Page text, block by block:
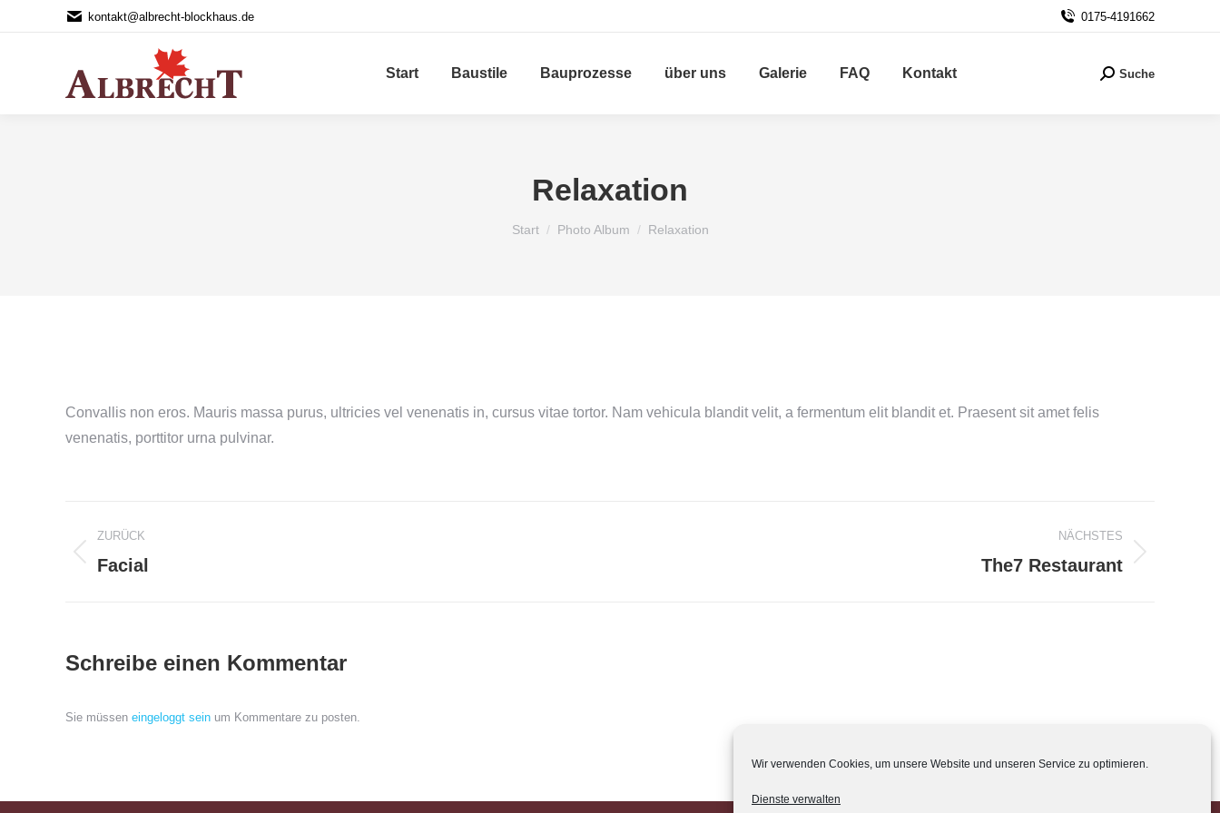
Wir verwenden Cookies, um unsere Website und unseren Service zu optimieren.
Dienste verwalten
kontakt@albrecht-blockhaus.de 0175-4191662
Start Baustile Bauprozesse über uns Galerie FAQ Kontakt Search:
Suche
Relaxation
Sie befinden sich hier:
Start Photo Album Relaxation
Convallis non eros. Mauris massa purus, ultricies vel venenatis in, cursus vitae tortor. Nam vehicula blandit velit, a fermentum elit blandit et. Praesent sit amet felis
venenatis, porttitor urna pulvinar.
Album-
Navigation
ZURÜCK
Vorheriges
Facial
NÄCHSTES
The7 Restaurant
Schreibe einen Kommentar
Sie müssen eingeloggt sein um Kommentare zu posten.